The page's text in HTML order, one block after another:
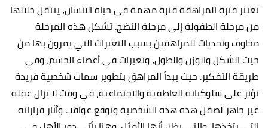
تعتبر فترة المراهقة فترة مهمة في حياة الانسان، ينتقل خلالها
من مرحلة الطفولة إلى مرحلة النضج. تشكل هذه المرحلة
مخاوف وتحديات للمراهقين بسبب التغيرات التي يمرون بها من
حيث الشكل والوزن والطول، وتغيرات في أعضاء الجسم، وفي
طريقة التفكير. حيث يبدأ المراهق بتطوير سمات شخصية فريدة
تؤثر على سلوكياته العاطفية والاجتماعية، في وقت لا يزال عقله
غير جاهز لصقل هذه هذه الشخصية وتوقع عواقب وآثار قراراته